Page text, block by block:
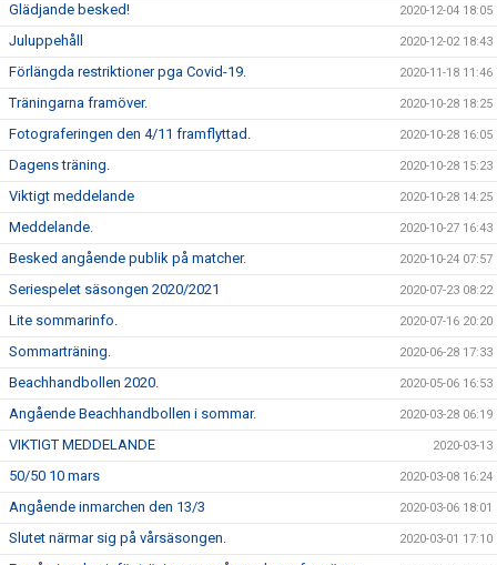
Glädjande besked! 2020-12-04 18:05
Juluppehåll 2020-12-02 18:43
Förlängda restriktioner pga Covid-19. 2020-11-18 11:46
Träningarna framöver. 2020-10-28 18:25
Fotograferingen den 4/11 framflyttad. 2020-10-28 16:05
Dagens träning. 2020-10-28 15:23
Viktigt meddelande 2020-10-28 14:25
Meddelande. 2020-10-27 16:43
Besked angående publik på matcher. 2020-10-24 07:57
Seriespelet säsongen 2020/2021 2020-07-23 08:22
Lite sommarinfo. 2020-07-16 20:20
Sommarträning. 2020-06-28 17:33
Beachhandbollen 2020. 2020-05-06 16:53
Angående Beachhandbollen i sommar. 2020-03-28 06:19
VIKTIGT MEDDELANDE 2020-03-13
50/50 10 mars 2020-03-08 16:24
Angående inmarchen den 13/3 2020-03-06 18:01
Slutet närmar sig på vårsäsongen. 2020-03-01 17:10